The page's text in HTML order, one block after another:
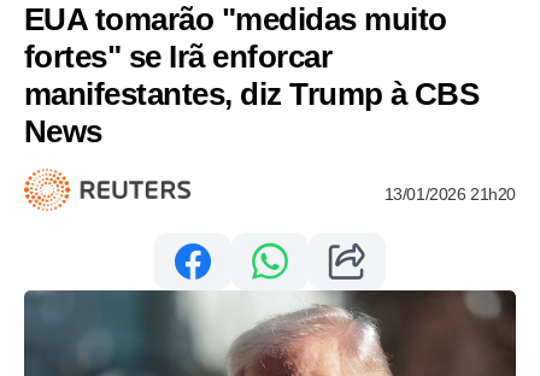
EUA tomarão "medidas muito
fortes" se Irã enforcar
manifestantes, diz Trump à CBS
News
13/01/2026 21h20